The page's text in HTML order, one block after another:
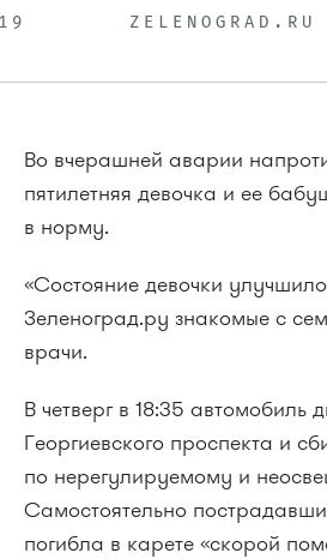
ZELENOGRAD.RU
Во вчерашней аварии
пятилетняя девочка и ее
в норму.
«Состояние девочки
Зеленоград.ру знакомые с
врачи.
В четверг в 18:35 автомобиль
Георгиевского проспекта и
по нерегулируемому и
Самостоятельно
погибла в карете «скорой